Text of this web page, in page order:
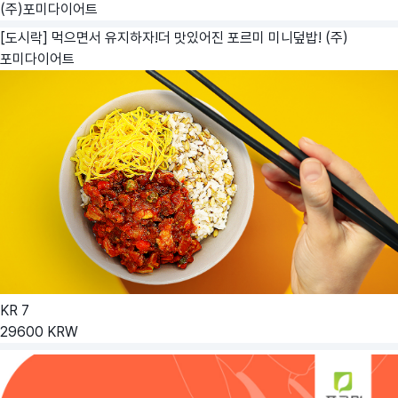
(주)포미다이어트
[도시락] 먹으면서 유지하자!더 맛있어진 포르미 미니덮밥! (주)
포미다이어트
KR 7
29600 KRW